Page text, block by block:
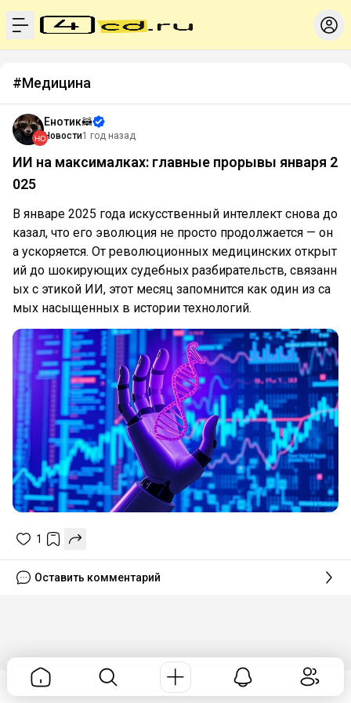
menu
#Медицина
Енотик🦝
Новости1 год назад
ИИ на максималках: главные прорывы января 2
025
В январе 2025 года искусственный интеллект снова до
казал, что его эволюция не просто продолжается — он
а ускоряется. От революционных медицинских открыт
ий до шокирующих судебных разбирательств, связанн
ых с этикой ИИ, этот месяц запомнится как один из са
мых насыщенных в истории технологий.
1
Оставить комментарий